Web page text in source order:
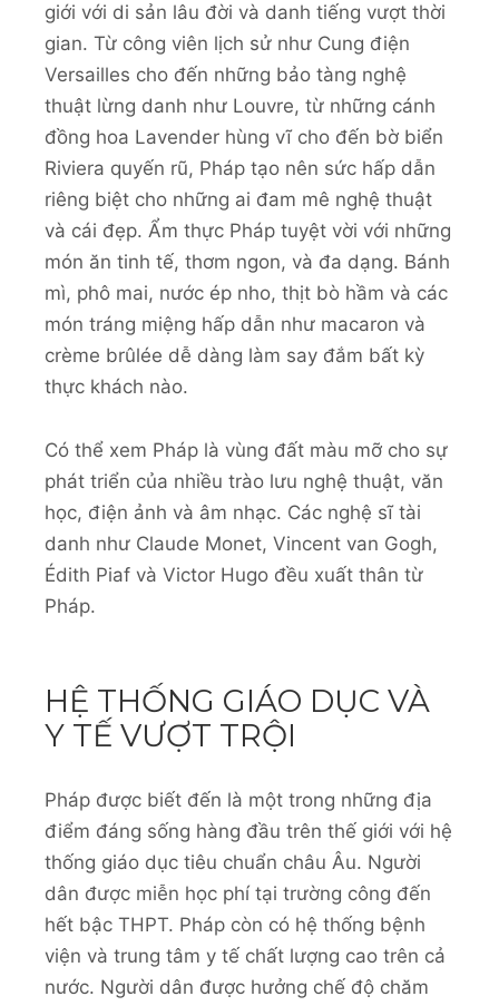
giới với di sản lâu đời và danh tiếng vượt thời
gian. Từ công viên lịch sử như Cung điện
Versailles cho đến những bảo tàng nghệ
thuật lừng danh như Louvre, từ những cánh
đồng hoa Lavender hùng vĩ cho đến bờ biển
Riviera quyến rũ, Pháp tạo nên sức hấp dẫn
riêng biệt cho những ai đam mê nghệ thuật
và cái đẹp. Ẩm thực Pháp tuyệt vời với những
món ăn tinh tế, thơm ngon, và đa dạng. Bánh
mì, phô mai, nước ép nho, thịt bò hầm và các
món tráng miệng hấp dẫn như macaron và
crème brûlée dễ dàng làm say đắm bất kỳ
thực khách nào.
Có thể xem Pháp là vùng đất màu mỡ cho sự
phát triển của nhiều trào lưu nghệ thuật, văn
học, điện ảnh và âm nhạc. Các nghệ sĩ tài
danh như Claude Monet, Vincent van Gogh,
Édith Piaf và Victor Hugo đều xuất thân từ
Pháp.
HỆ THỐNG GIÁO DỤC VÀ
Y TẾ VƯỢT TRỘI
Pháp được biết đến là một trong những địa
điểm đáng sống hàng đầu trên thế giới với hệ
thống giáo dục tiêu chuẩn châu Âu. Người
dân được miễn học phí tại trường công đến
hết bậc THPT. Pháp còn có hệ thống bệnh
viện và trung tâm y tế chất lượng cao trên cả
nước. Người dân được hưởng chế độ chăm